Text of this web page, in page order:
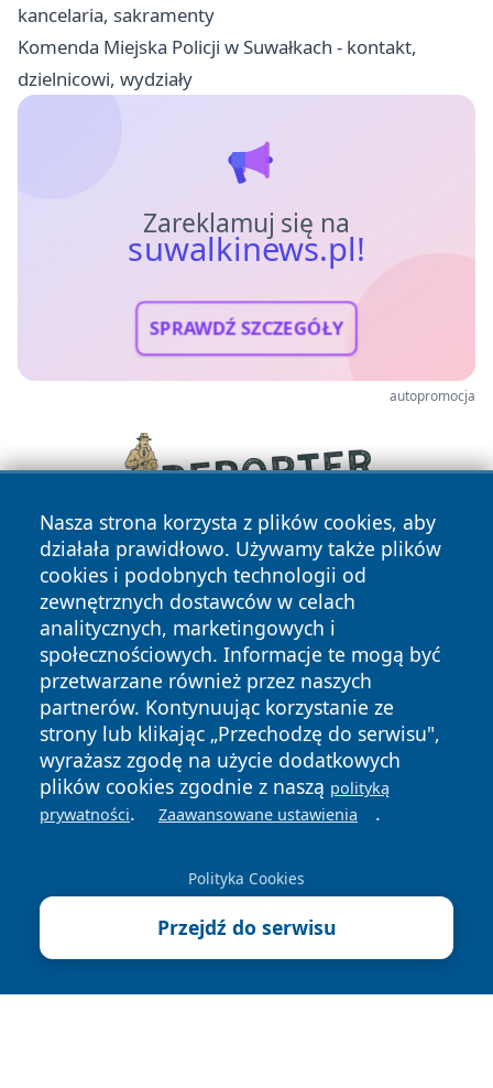
kancelaria, sakramenty
Komenda Miejska Policji w Suwałkach - kontakt,
dzielnicowi, wydziały
Zareklamuj się na
suwalkinews.pl!
SPRAWDŹ SZCZEGÓŁY
autopromocja
Nasza strona korzysta z plików cookies, aby
działała prawidłowo. Używamy także plików
cookies i podobnych technologii od
zewnętrznych dostawców w celach
analitycznych, marketingowych i
społecznościowych. Informacje te mogą być
przetwarzane również przez naszych
partnerów. Kontynuując korzystanie ze
strony lub klikając „Przechodzę do serwisu",
wyrażasz zgodę na użycie dodatkowych
plików cookies zgodnie z naszą polityką
prywatności. Zaawansowane ustawienia .
Polityka Cookies
Przejdź do serwisu
Copyright © 2026 suwalkinews.pl Wszystkie prawa
zastrzeżone.
News Autorzy
Polityka
Polityka